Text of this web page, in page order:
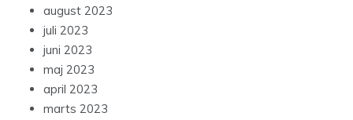
august 2023
juli 2023
juni 2023
maj 2023
april 2023
marts 2023